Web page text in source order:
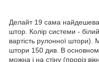
Делайт 19 сама
штор. Колір системи -
вартість рулонної
штори 150 див. В
можна і на стіну (проріз